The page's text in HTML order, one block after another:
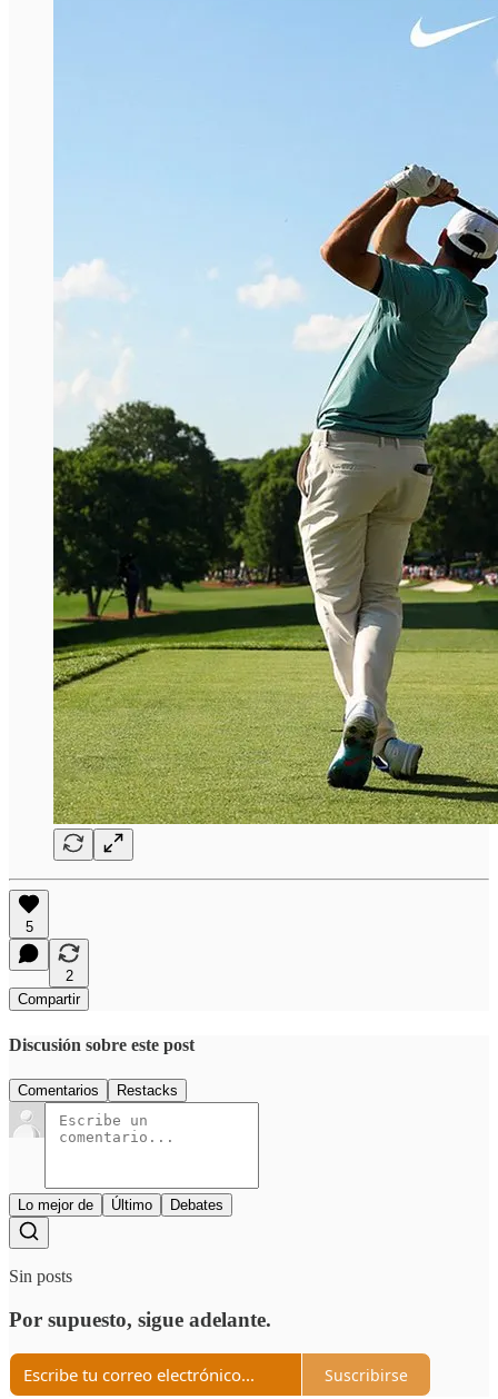
5
2
Compartir
Discusión sobre este post
Comentarios Restacks
Lo mejor de Último Debates
Sin posts
Por supuesto, sigue adelante.
Suscribirse